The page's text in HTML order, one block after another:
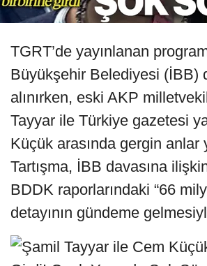
TGRT’de yayınlanan
Büyükşehir Belediyesi (İBB)
alınırken, eski AKP
Tayyar ile Türkiye gazetesi
Küçük arasında gergin anlar
Tartışma, İBB davasına
BDDK raporlarındaki “66
detayının gündeme